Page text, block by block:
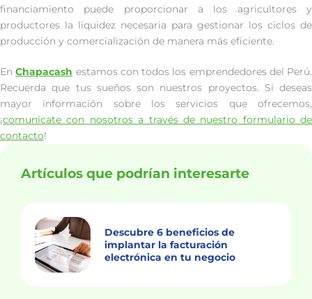
financiamiento puede proporcionar a los agricultores y
productores la liquidez necesaria para gestionar los ciclos de
producción y comercialización de manera más eficiente.
EnChapacash estamos con todos los emprendedores del Perú.
Recuerda que tus sueños son nuestros proyectos. Si deseas
mayor información sobre los servicios que ofrecemos,
¡comunícate con nosotros a través de nuestro formulario de
contacto!
Artículos que podrían interesarte
Descubre 6 beneficios de
implantar la facturación
electrónica en tu negocio